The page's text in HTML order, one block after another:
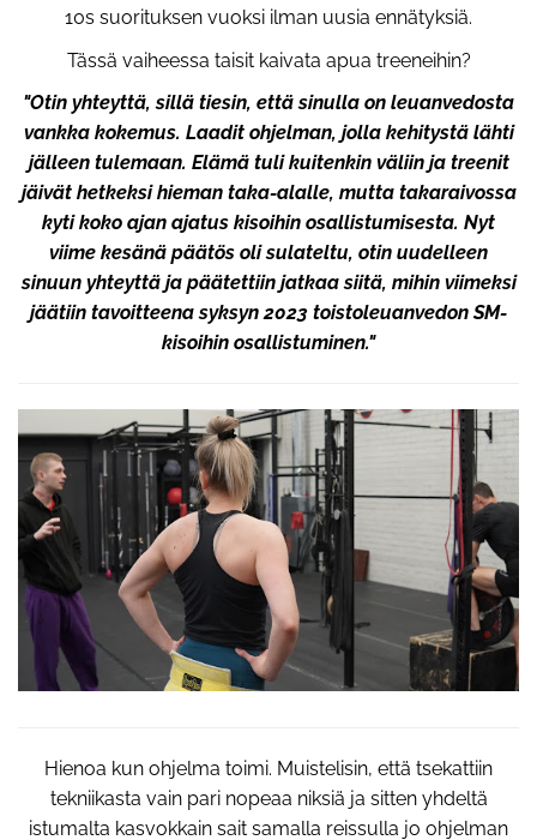
10s suorituksen vuoksi ilman uusia ennätyksiä.
Tässä vaiheessa taisit kaivata apua treeneihin?
"Otin yhteyttä, sillä tiesin, että sinulla on leuanvedosta
vankka kokemus. Laadit ohjelman, jolla kehitystä lähti
jälleen tulemaan. Elämä tuli kuitenkin väliin ja treenit
jäivät hetkeksi hieman taka-alalle, mutta takaraivossa
kyti koko ajan ajatus kisoihin osallistumisesta. Nyt
viime kesänä päätös oli sulateltu, otin uudelleen
sinuun yhteyttä ja päätettiin jatkaa siitä, mihin viimeksi
jäätiin tavoitteena syksyn 2023 toistoleuanvedon SM-
kisoihin osallistuminen."
Hienoa kun ohjelma toimi. Muistelisin, että tsekattiin
tekniikasta vain pari nopeaa niksiä ja sitten yhdeltä
istumalta kasvokkain sait samalla reissulla jo ohjelman